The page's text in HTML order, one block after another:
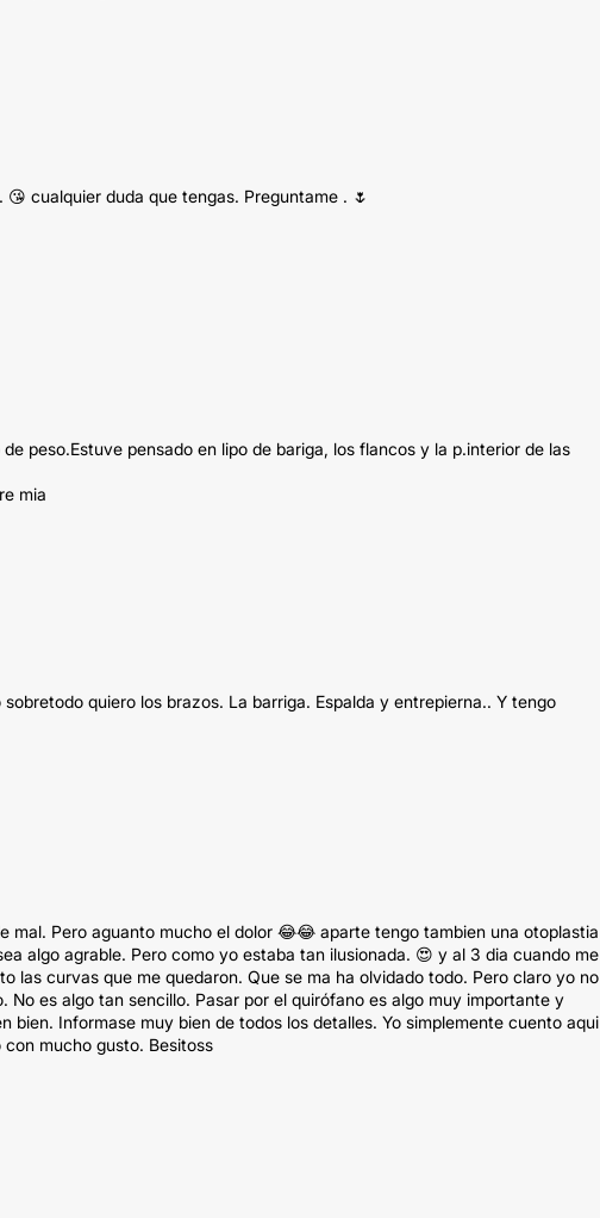
cualquier duda que tengas. Preguntame . 🌷
peso.Estuve pensado en lipo de bariga, los flancos y la p.interior de las
mia
quiero los brazos. La barriga. Espalda y entrepierna.. Y tengo
mal. Pero aguanto mucho el dolor 😂😂 aparte tengo tambien una otoplastia
algo agrable. Pero como yo estaba tan ilusionada. 😍 y al 3 dia cuando me
las curvas que me quedaron. Que se ma ha olvidado todo. Pero claro yo no
No es algo tan sencillo. Pasar por el quirófano es algo muy importante y
bien. Informase muy bien de todos los detalles. Yo simplemente cuento aqui
mucho gusto. Besitoss